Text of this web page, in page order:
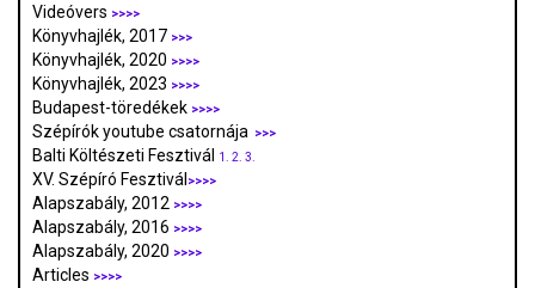
Videóvers >>>>
Könyvhajlék, 2017 >>>
Könyvhajlék, 2020 >>>>
Könyvhajlék, 2023 >>>>
Budapest-töredékek >>>>
Szépírók youtube csatornája >>>
Balti Költészeti Fesztivál 1. 2. 3.
XV. Szépíró Fesztivál >>>>
Alapszabály, 2012 >>>>
Alapszabály, 2016 >>>>
Alapszabály, 2020 >>>>
Articles >>>>